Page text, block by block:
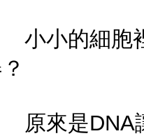
小的細胞裡
來是DNA讓